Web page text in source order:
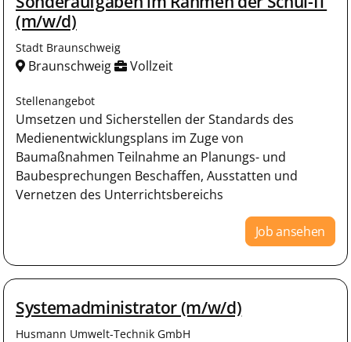
(m/w/d)
Stadt Braunschweig
Braunschweig Vollzeit
Stellenangebot
Umsetzen und Sicherstellen der Standards des
Medienentwicklungsplans im Zuge von
Baumaßnahmen Teilnahme an Planungs- und
Baubesprechungen Beschaffen, Ausstatten und
Vernetzen des Unterrichtsbereichs
Job ansehen
Systemadministrator (m/w/d)
Husmann Umwelt-Technik GmbH